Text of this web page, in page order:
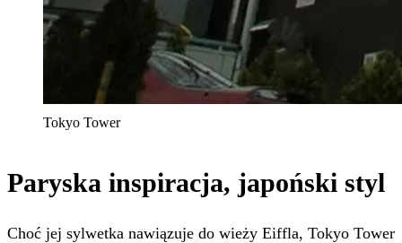
Tokyo Tower
Paryska inspiracja, japoński styl
Choć jej sylwetka nawiązuje do wieży Eiffla, Tokyo Tower